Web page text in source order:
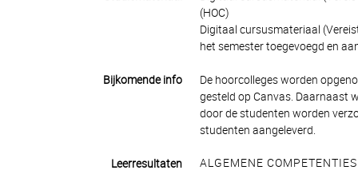
(HOC)
Digitaal cursusmateriaal
het semester toegevoegd en
Bijkomende info
De hoorcolleges worden
gesteld op Canvas. Daarnaast
door de studenten worden
studenten aangeleverd.
Leerresultaten ALGEMENE COMPETENTIES